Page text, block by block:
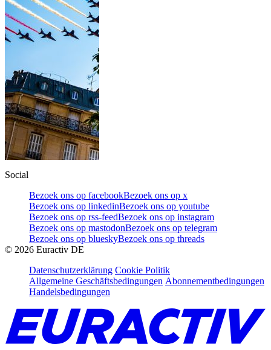
Social
Bezoek ons op facebookBezoek ons op x
Bezoek ons op linkedinBezoek ons op youtube
Bezoek ons op rss-feedBezoek ons op instagram
Bezoek ons op mastodonBezoek ons op telegram
Bezoek ons op blueskyBezoek ons op threads
© 2026 Euractiv DE
Datenschutzerklärung Cookie Politik
Allgemeine Geschäftsbedingungen Abonnementbedingungen
Handelsbedingungen